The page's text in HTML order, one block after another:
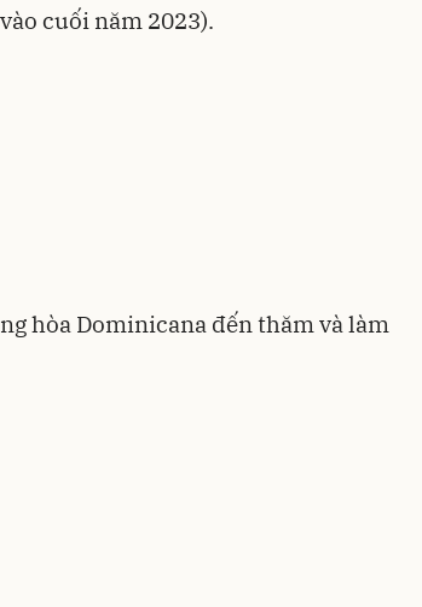
cuối năm 2023).
hòa Dominicana đến thăm và làm